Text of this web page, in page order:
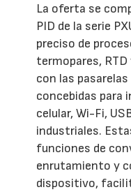
La oferta se
PID de la serie
preciso de
termopares,
con las
concebidas para
celular, Wi-Fi,
industriales.
funciones de
enrutamiento y
dispositivo,